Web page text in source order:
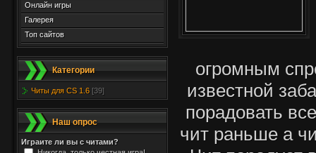
Онлайн игры
Галерея
Топ сайтов
Категории
Читы для CS 1.6 [39]
Наш опрос
Играите ли вы с читами?
огромным
известной
порадовать
чит раньше а